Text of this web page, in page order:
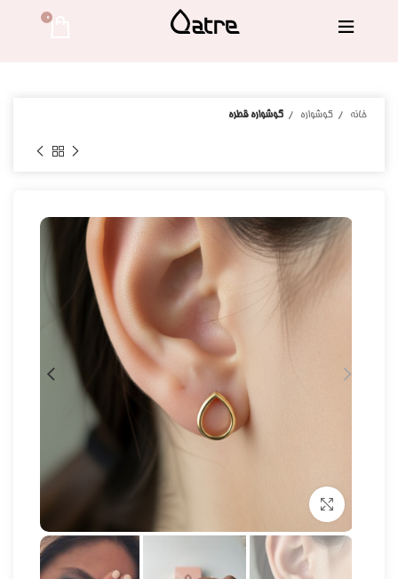
0
خانه گوشواره گوشواره قطره